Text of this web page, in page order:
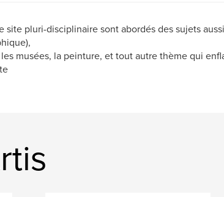
site pluri-disciplinaire sont abordés des sujets
musées, la peinture, et tout autre thème qui